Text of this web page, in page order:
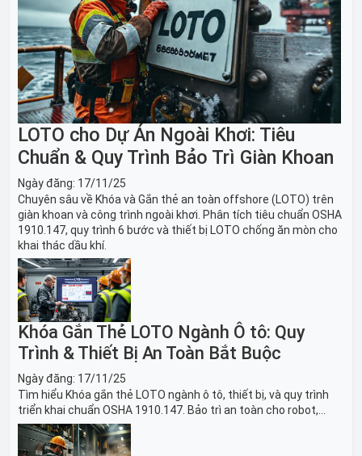
LOTO cho Dự Án Ngoài Khơi: Tiêu
Chuẩn & Quy Trình Bảo Trì Giàn Khoan
Ngày đăng: 17/11/25
Chuyên sâu về Khóa và Gắn thẻ an toàn offshore (LOTO) trên
giàn khoan và công trình ngoài khơi. Phân tích tiêu chuẩn OSHA
1910.147, quy trình 6 bước và thiết bị LOTO chống ăn mòn cho
khai thác dầu khí.
Khóa Gắn Thẻ LOTO Ngành Ô tô: Quy
Trình & Thiết Bị An Toàn Bắt Buộc
Ngày đăng: 17/11/25
Tìm hiểu Khóa gắn thẻ LOTO ngành ô tô, thiết bị, và quy trình
triển khai chuẩn OSHA 1910.147. Bảo trì an toàn cho robot,
băng tải sản xuất ô tô và dây chuyền lắp ráp xe hơi.